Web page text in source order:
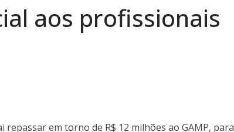
aos profissionais
em torno de R$ 12 milhões ao GAMP, para